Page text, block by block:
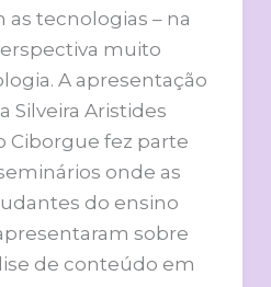
tecnologias – na
muito
A apresentação
Silveira Aristides
Ciborgue fez parte
onde as
do ensino
sobre
de conteúdo em